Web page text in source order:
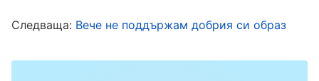
възлага на хората. Как тогава трябва човек
Следваща: Вече не поддържам добрия си образ